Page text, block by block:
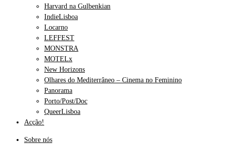
Harvard na Gulbenkian
IndieLisboa
Locarno
LEFFEST
MONSTRA
MOTELx
New Horizons
Olhares do Mediterrâneo – Cinema no Feminino
Panorama
Porto/Post/Doc
QueerLisboa
Acção!
Sobre nós